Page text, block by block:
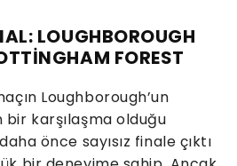
LOUGHBOROUGH
FOREST
Loughborough’un
bir karşılaşma olduğu
önce sayısız finale çıktı